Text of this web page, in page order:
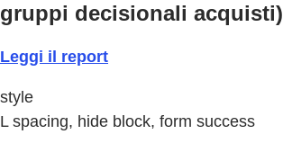
gruppi decisionali acquisti)
Leggi il report
style
L spacing, hide block, form success